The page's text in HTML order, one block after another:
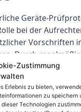
Zustimmung
Erlebnis zu bieten,
zu speichern
Technologien
Geräte-
bei der
Vorschriften
Durch
Elektrogeräte
Unfälle
gewährleisten
Die